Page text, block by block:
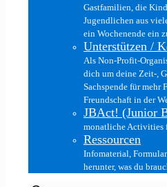
Gastfamilien, die
Jugendlichen aus
ein Wochenende ein
Unterstützen /
Als Non-Profit-
dich um deine Zeit-,
Sachspende für mehr
Freundschaft in der
JBAct! (Junior
monatliche Activities
Ressourcen
Infomaterial,
herunter, was du